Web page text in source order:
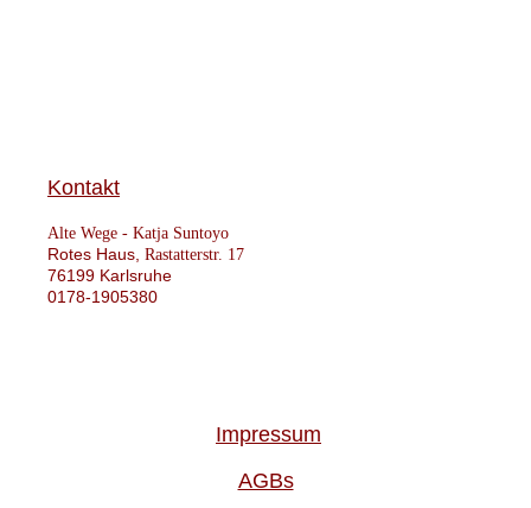
Kontakt
Alte Wege - Katja Suntoyo
Rotes Haus, Rastatterstr. 17
76199 Karlsruhe
0178-1905380
Impressum
AGBs